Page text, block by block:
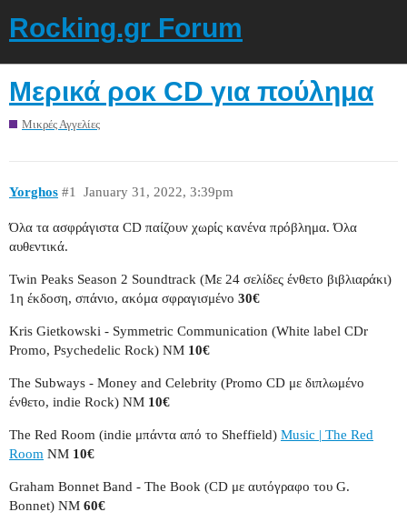
Rocking.gr Forum
Μερικά ροκ CD για πούλημα
Μικρές Αγγελίες
Yorghos January 31, 2022, 3:39pm
#1
Όλα τα ασφράγιστα CD παίζουν χωρίς κανένα πρόβλημα. Όλα
αυθεντικά.
Twin Peaks Season 2 Soundtrack (Με 24 σελίδες ένθετο βιβλιαράκι)
1η έκδοση, σπάνιο, ακόμα σφραγισμένο 30€
Kris Gietkowski - Symmetric Communication (White label CDr
Promo, Psychedelic Rock) ΝΜ 10€
The Subways - Money and Celebrity (Promo CD με διπλωμένο
ένθετο, indie Rock) ΝΜ 10€
The Red Room (indie μπάντα από το Sheffield) Music | The Red
Room ΝΜ 10€
Graham Bonnet Band - The Book (CD με αυτόγραφο του G.
Bonnet) NM 60€